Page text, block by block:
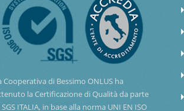
Cooperativa di Bessimo ONLUS ha
la Certificazione di Qualità da parte
ITALIA, in base alla norma UNI EN ISO